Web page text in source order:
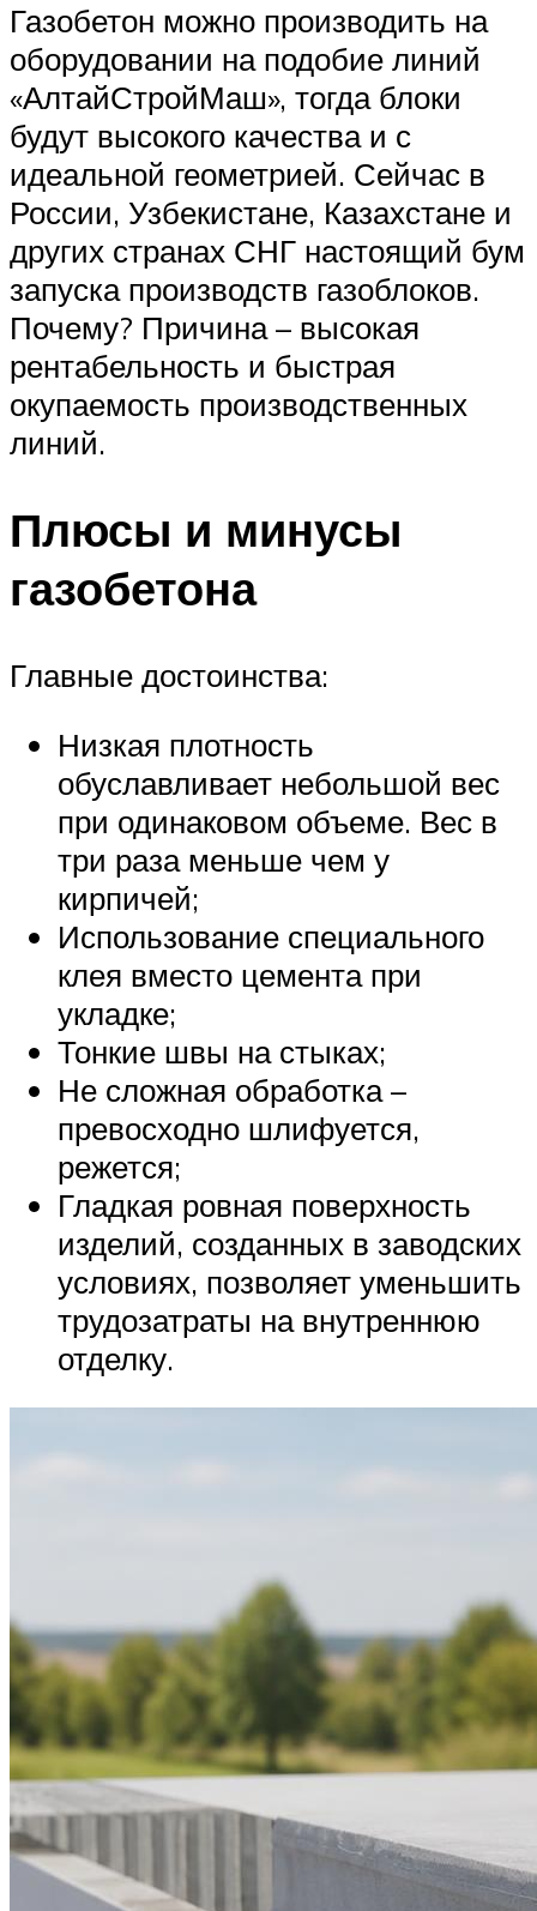
Газобетон можно производить на
оборудовании на подобие линий
«АлтайСтройМаш», тогда блоки
будут высокого качества и с
идеальной геометрией. Сейчас в
России, Узбекистане, Казахстане и
других странах СНГ настоящий бум
запуска производств газоблоков.
Почему? Причина – высокая
рентабельность и быстрая
окупаемость производственных
линий.
Плюсы и минусы
газобетона
Главные достоинства:
Низкая плотность
обуславливает небольшой вес
при одинаковом объеме. Вес в
три раза меньше чем у
кирпичей;
Использование специального
клея вместо цемента при
укладке;
Тонкие швы на стыках;
Не сложная обработка –
превосходно шлифуется,
режется;
Гладкая ровная поверхность
изделий, созданных в заводских
условиях, позволяет уменьшить
трудозатраты на внутреннюю
отделку.